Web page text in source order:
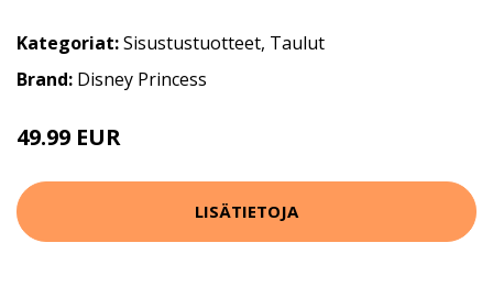
Kategoriat:Sisustustuotteet, Taulut
Brand: Disney Princess
49.99 EUR
LISÄTIETOJA